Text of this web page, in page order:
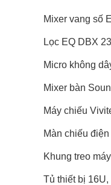
Mixer vang số
Lọc EQ DBX
Micro không
Mixer bàn
Máy chiếu
Màn chiếu
Khung treo
Tủ thiết bị 16U,